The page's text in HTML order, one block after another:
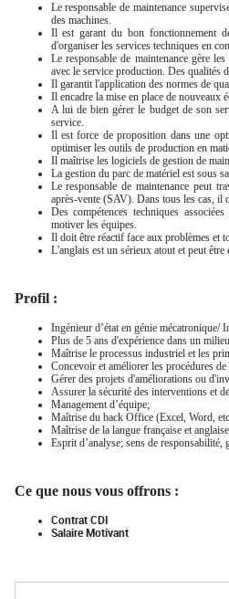
Le responsable de maintenance
des machines.
Il est garant du bon fonctionnement
d'organiser les services techniques en
Le responsable de maintenance gère
avec le service production. Des qualités
Il garantit l'application des normes de
Il encadre la mise en place de nouveaux
A lui de bien gérer le budget de son
service.
Il est force de proposition dans une
optimiser les outils de production en
Il maîtrise les logiciels de gestion de
La gestion du parc de matériel est sous
Le responsable de maintenance peut
après-vente (SAV). Dans tous les cas, il
Des compétences techniques
motiver les équipes.
Il doit être réactif face aux problèmes et
L'anglais est un sérieux atout et peut être
Profil :
Ingénieur d’état en génie mécatronique/
Plus de 5 ans d'expérience dans un
Maîtrise le processus industriel et les
Concevoir et améliorer les procédures de
Gérer des projets d'améliorations ou
Assurer la sécurité des interventions et
Management d’équipe;
Maîtrise du back Office (Excel, Word,
Maîtrise de la langue française et
Esprit d’analyse; sens de
Ce que nous vous offrons :
Contrat CDI
Salaire Motivant